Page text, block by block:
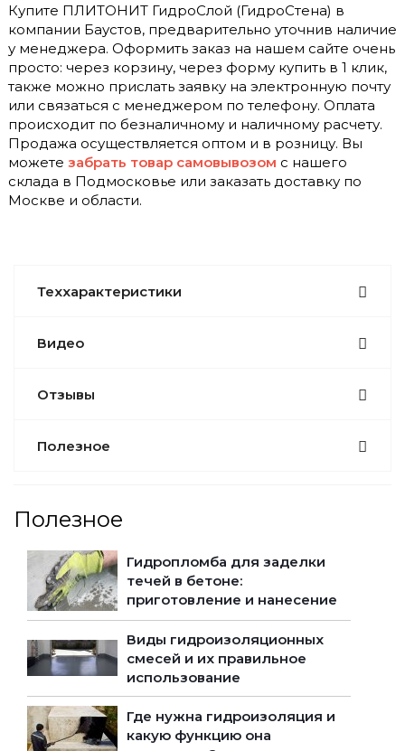
Купите ПЛИТОНИТ ГидроСлой (ГидроСтена) в
компании Баустов, предварительно уточнив наличие
у менеджера. Оформить заказ на нашем сайте очень
просто: через корзину, через форму купить в 1 клик,
также можно прислать заявку на электронную почту
или связаться с менеджером по телефону. Оплата
происходит по безналичному и наличному расчету.
Продажа осуществляется оптом и в розницу. Вы
можете забрать товар самовывозом с нашего
склада в Подмосковье или заказать доставку по
Москве и области.
Теххарактеристики
Видео
Отзывы
Полезное
Полезное
Гидропломба для заделки
течей в бетоне:
приготовление и нанесение
Виды гидроизоляционных
смесей и их правильное
использование
Где нужна гидроизоляция и
какую функцию она